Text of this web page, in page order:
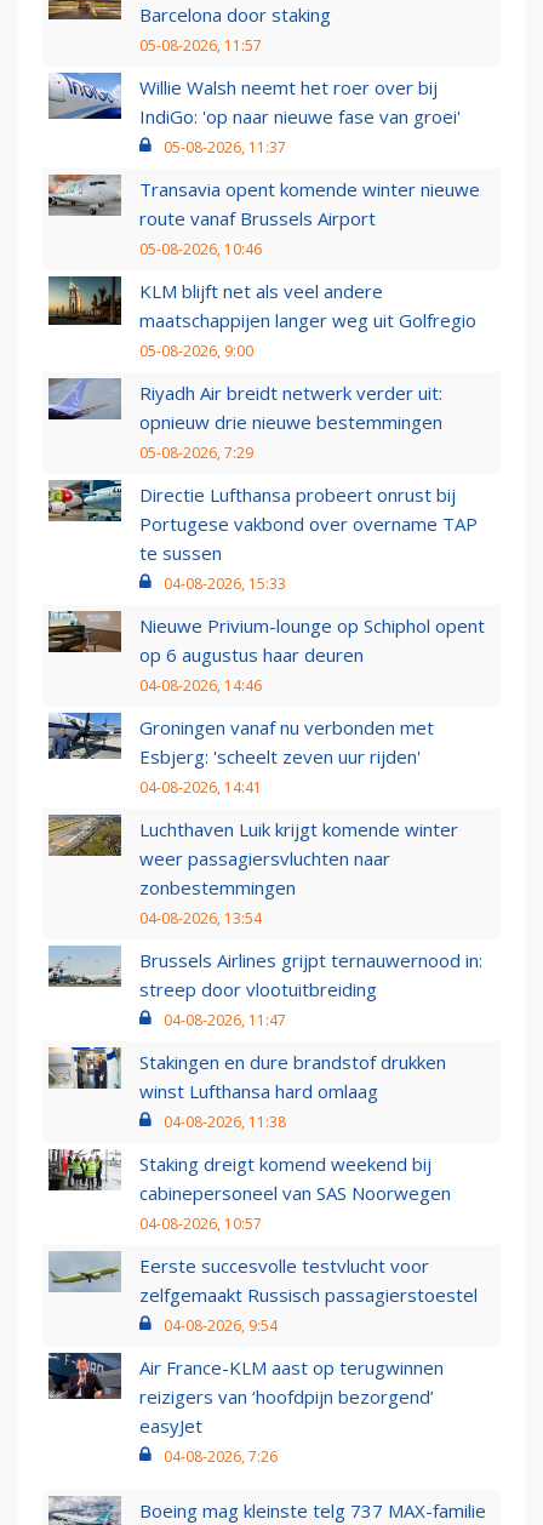
Barcelona door staking
05-08-2026, 11:57
Willie Walsh neemt het roer over bij
IndiGo: 'op naar nieuwe fase van groei'
05-08-2026, 11:37
Transavia opent komende winter nieuwe
route vanaf Brussels Airport
05-08-2026, 10:46
KLM blijft net als veel andere
maatschappijen langer weg uit Golfregio
05-08-2026, 9:00
Riyadh Air breidt netwerk verder uit:
opnieuw drie nieuwe bestemmingen
05-08-2026, 7:29
Directie Lufthansa probeert onrust bij
Portugese vakbond over overname TAP
te sussen
04-08-2026, 15:33
Nieuwe Privium-lounge op Schiphol opent
op 6 augustus haar deuren
04-08-2026, 14:46
Groningen vanaf nu verbonden met
Esbjerg: 'scheelt zeven uur rijden'
04-08-2026, 14:41
Luchthaven Luik krijgt komende winter
weer passagiersvluchten naar
zonbestemmingen
04-08-2026, 13:54
Brussels Airlines grijpt ternauwernood in:
streep door vlootuitbreiding
04-08-2026, 11:47
Stakingen en dure brandstof drukken
winst Lufthansa hard omlaag
04-08-2026, 11:38
Staking dreigt komend weekend bij
cabinepersoneel van SAS Noorwegen
04-08-2026, 10:57
Eerste succesvolle testvlucht voor
zelfgemaakt Russisch passagierstoestel
04-08-2026, 9:54
Air France-KLM aast op terugwinnen
reizigers van ‘hoofdpijn bezorgend’
easyJet
04-08-2026, 7:26
Boeing mag kleinste telg 737 MAX-familie